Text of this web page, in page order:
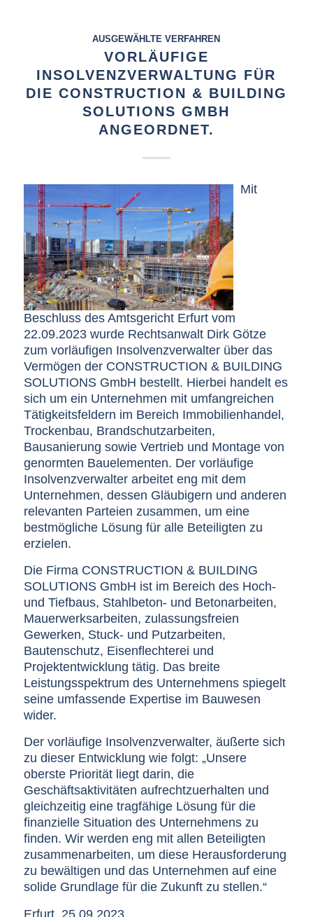
AUSGEWÄHLTE VERFAHREN
VORLÄUFIGE
INSOLVENZVERWALTUNG FÜR
DIE CONSTRUCTION & BUILDING
SOLUTIONS GMBH
ANGEORDNET.
Mit
Beschluss des Amtsgericht Erfurt vom
22.09.2023 wurde Rechtsanwalt Dirk Götze
zum vorläufigen Insolvenzverwalter über das
Vermögen der CONSTRUCTION & BUILDING
SOLUTIONS GmbH bestellt. Hierbei handelt es
sich um ein Unternehmen mit umfangreichen
Tätigkeitsfeldern im Bereich Immobilienhandel,
Trockenbau, Brandschutzarbeiten,
Bausanierung sowie Vertrieb und Montage von
genormten Bauelementen. Der vorläufige
Insolvenzverwalter arbeitet eng mit dem
Unternehmen, dessen Gläubigern und anderen
relevanten Parteien zusammen, um eine
bestmögliche Lösung für alle Beteiligten zu
erzielen.
Die Firma CONSTRUCTION & BUILDING
SOLUTIONS GmbH ist im Bereich des Hoch-
und Tiefbaus, Stahlbeton- und Betonarbeiten,
Mauerwerksarbeiten, zulassungsfreien
Gewerken, Stuck- und Putzarbeiten,
Bautenschutz, Eisenflechterei und
Projektentwicklung tätig. Das breite
Leistungsspektrum des Unternehmens spiegelt
seine umfassende Expertise im Bauwesen
wider.
Der vorläufige Insolvenzverwalter, äußerte sich
zu dieser Entwicklung wie folgt: „Unsere
oberste Priorität liegt darin, die
Geschäftsaktivitäten aufrechtzuerhalten und
gleichzeitig eine tragfähige Lösung für die
finanzielle Situation des Unternehmens zu
finden. Wir werden eng mit allen Beteiligten
zusammenarbeiten, um diese Herausforderung
zu bewältigen und das Unternehmen auf eine
solide Grundlage für die Zukunft zu stellen.“
Erfurt, 25.09.2023